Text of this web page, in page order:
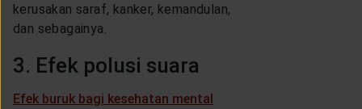
kerusakan saraf, kanker, kemandulan,
dan sebagainya.
3. Efek polusi suara
Efek buruk bagi kesehatan mental